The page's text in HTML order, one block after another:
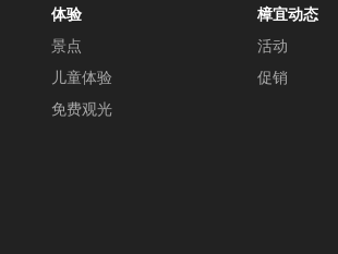
体验
景点
儿童体验
免费观光
樟宜动态
活动
促销